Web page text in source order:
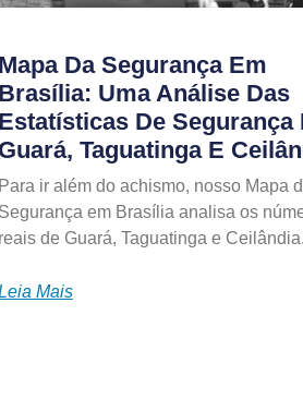
Mapa Da Segurança Em
Brasília: Uma Análise Das
Estatísticas De Segurança
Guará, Taguatinga E
Para ir além do achismo, nosso Mapa
Segurança em Brasília analisa os
reais de Guará, Taguatinga e Ceilândia.
Mais